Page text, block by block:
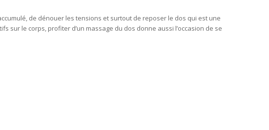
de dénouer les tensions et surtout de reposer le dos qui est une
sur le corps, profiter d’un massage du dos donne aussi l’occasion de se